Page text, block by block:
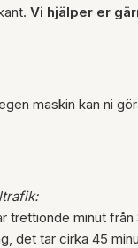
Vi hjälper er
maskin kan ni
trettionde minut från
det tar cirka 45